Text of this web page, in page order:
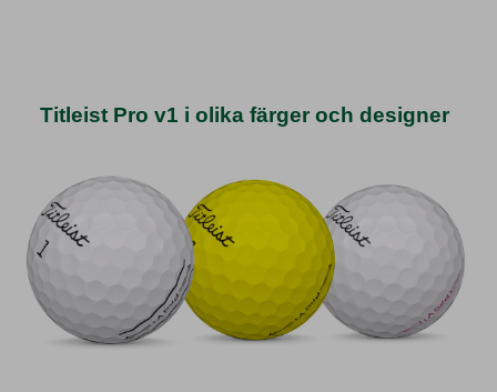
Titleist Pro v1 i olika färger och designer